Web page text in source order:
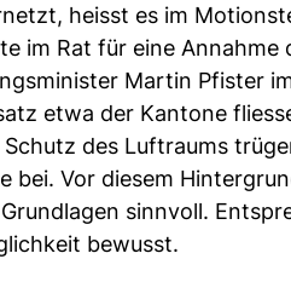
heisst es im
im Rat für eine Annahme
Martin Pfister
etwa der Kantone
des Luftraums
bei. Vor diesem
sinnvoll.
bewusst.